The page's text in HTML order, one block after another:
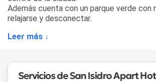
Además cuenta con un parque verde con
relajarse y desconectar.
Leer más ↓
Servicios de San Isidro Apart